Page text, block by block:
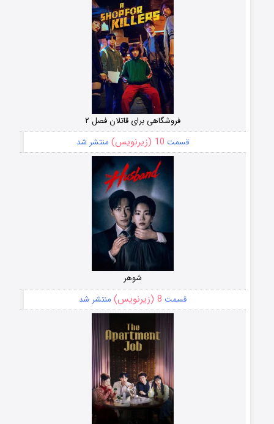
فروشگاهی برای قاتلان فصل ۲
قسمت 10 (زیرنویس) منتشر شد
شوهر
قسمت 8 (زیرنویس) منتشر شد